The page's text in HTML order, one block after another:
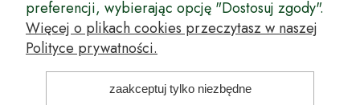
duża odporność na zmienne warunki atmosferyczne naszego klimatu
oraz niezwykły urodzaj. W ofercie naszego internetowego sklepu
ogrodniczego: drzewka owocowe, krzewy owocowe, drzewka
ozdobne, odmiany jabłoni, sadzonki drzew owocowych, borówka
amerykańska, róże wielkokwiatowe, odmiany czereśni, odmiany śliwek
preferencji, wybierając opcję "Dostosuj zgody".
Więcej o plikach cookies przeczytasz w naszej
Polityce prywatności.
zaakceptuj tylko niezbędne